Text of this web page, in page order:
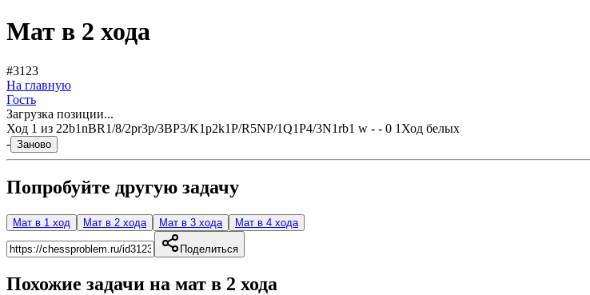
Мат в 2 хода
#3123
На главную
Гость
Загрузка позиции...
Ход 1 из 22b1nBR1/8/2pr3p/3BP3/K1p2k1P/R5NP/1Q1P4/3N1rb1 w - - 0 1 Ход белых
- Заново
Попробуйте другую задачу
Мат в 1 ход Мат в 2 хода Мат в 3 хода Мат в 4 хода
Поделиться
Похожие задачи на мат в 2 хода